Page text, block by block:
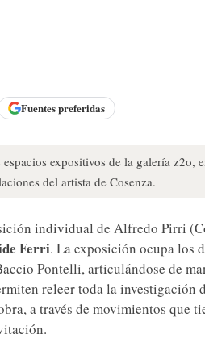
Fuentes preferidas
expositivos de la galería z2o,
del artista de Cosenza.
individual de Alfredo Pirri
Ferri. La exposición ocupa los
Pontelli, articulándose de
releer toda la investigación
a través de movimientos que